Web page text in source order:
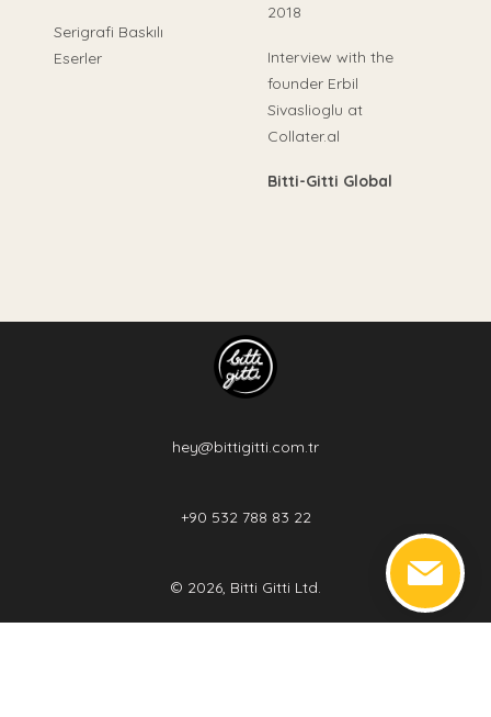
Serigrafi Baskılı
Eserler
2018
Interview with the
founder Erbil
Sivaslioglu at
Collater.al
Bitti-Gitti Global
hey@bittigitti.com.tr
+90 532 788 83 22
© 2026, Bitti Gitti Ltd.